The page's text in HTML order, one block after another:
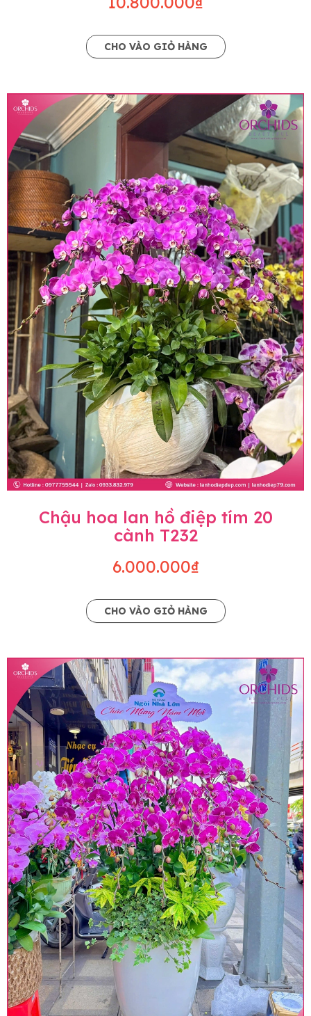
CHO VÀO GIỎ HÀNG
Chậu hoa lan hồ điệp tím 20
cành T232
6.000.000₫
CHO VÀO GIỎ HÀNG